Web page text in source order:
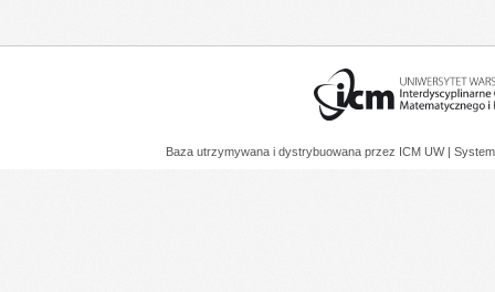
Baza utrzymywana i dystrybuowana przez ICM UW |